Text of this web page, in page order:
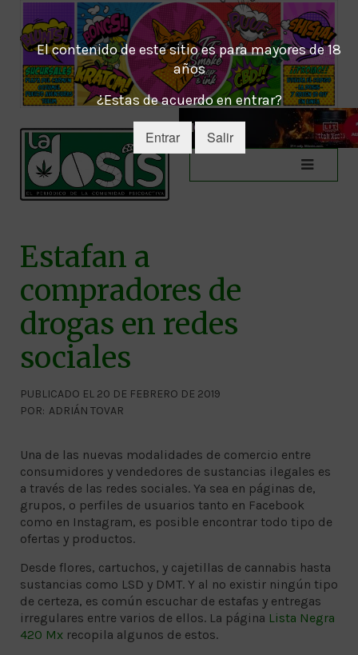
El contenido de este sitio es para mayores de 18
años
¿Estas de acuerdo en entrar?
Entrar Salir
Estafan a
compradores de
drogas en redes
sociales
PUBLICADO EL 20 DE FEBRERO DE 2019
POR: ADRIÁN TOVAR
Una de las nuevas modalidades de comercio entre
consumidores y vendedores de sustancias ilegales es
a través de las redes sociales. Ya sea en páginas de,
grupos, o perfiles de usuarios tanto en Facebook
como en Instagram, es posible encontrar todo tipo de
ofertas y productos.
Desde flores, cartuchos, y cajetillas de cannabis hasta
sustancias como LSD y DMT. Y al no existir ningún tipo
de certeza, es común escuchar de estafas y entregas
irregulares entre varios de ellos. La página Lista Negra
420 Mx recopila algunos de estos.